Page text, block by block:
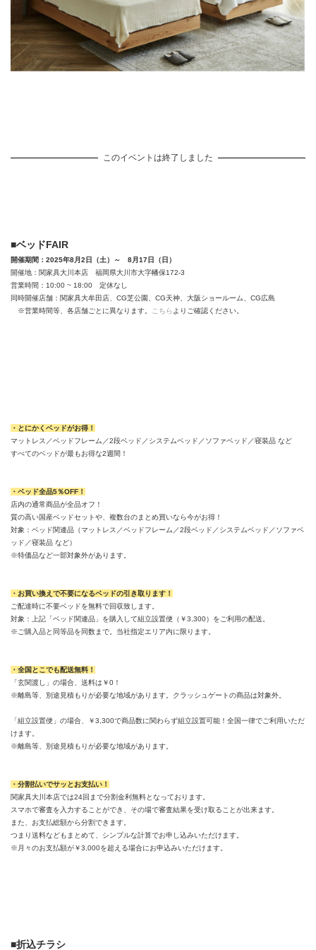
このイベントは終了しました
■ベッドFAIR
開催期間：2025年8月2日（土）～ 8月17日（日）
開催地：関家具大川本店 福岡県大川市大字幡保172-3
営業時間：10:00 ~ 18:00 定休なし
同時開催店舗：関家具大牟田店、CG芝公園、CG天神、大阪ショールーム、CG広島
※営業時間等、各店舗ごとに異なります。 こちらよりご確認ください。
・とにかくベッドがお得！
マットレス／ベッドフレーム／2段ベッド／システムベッド／ソファベッド／寝装品 など
すべてのベッドが最もお得な2週間！
・ベッド全品5％OFF！
店内の通常商品が全品オフ！
質の高い国産ベッドセットや、複数台のまとめ買いなら今がお得！
対象：ベッド関連品（マットレス／ベッドフレーム／2段ベッド／システムベッド／ソファベ
ッド／寝装品 など）
※特価品など一部対象外があります。
・お買い換えで不要になるベッドの引き取ります！
ご配達時に不要ベッドを無料で回収致します。
対象：上記「ベッド関連品」を購入して組立設置便（￥3,300）をご利用の配送。
※ご購入品と同等品を同数まで。当社指定エリア内に限ります。
・全国とこでも配送無料！
「玄関渡し」の場合、送料は￥0！
※離島等、別途見積もりが必要な地域があります。クラッシュゲートの商品は対象外。
「組立設置便」の場合、￥3,300で商品数に関わらず組立設置可能！全国一律でご利用いただ
けます。
※離島等、別途見積もりが必要な地域があります。
・分割払いでサッとお支払い！
関家具大川本店では24回まで分割金利無料となっております。
スマホで審査を入力することができ、その場で審査結果を受け取ることが出来ます。
また、お支払総額から分割できます。
つまり送料などもまとめて、シンプルな計算でお申し込みいただけます。
※月々のお支払額が￥3,000を超える場合にお申込みいただけます。
■折込チラシ